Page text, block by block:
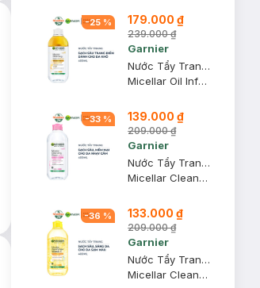
-25 % 179.000 ₫
239.000 ₫
Garnier
Nước Tẩy Trang Garnier Làm Sạch Sâu Lớp Trang Điểm 400ml
Micellar Oil Infused Cleansing Water
-33 % 139.000 ₫
209.000 ₫
Garnier
Nước Tẩy Trang Garnier Dành Cho Da Nhạy Cảm 400ml
Micellar Cleansing Water For Sensitive Skin
-36 % 133.000 ₫
209.000 ₫
Garnier
Nước Tẩy Trang Garnier Vitamin C Làm Sáng Da 400ml
Micellar Cleansing Water Vitamin C